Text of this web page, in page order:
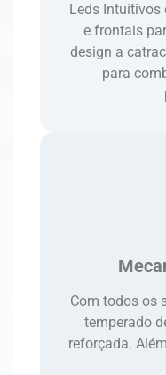
Leds Intuitivos
e frontais
design a
para
Com todos os
temperado
reforçada.